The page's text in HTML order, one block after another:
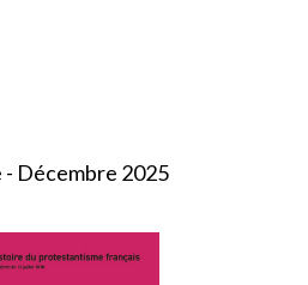
Décembre 2025